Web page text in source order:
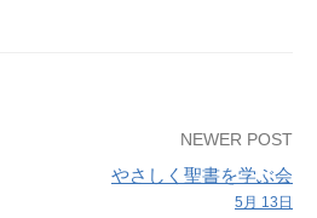
NEWER POST
やさしく聖書を学ぶ会
5月 13日